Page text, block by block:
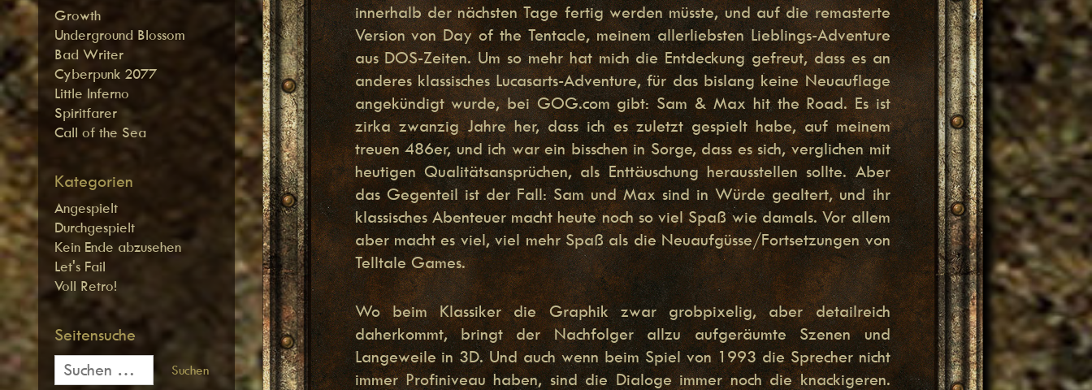
innerhalb der nächsten Tage fertig werden müsste, und auf die remasterte
Version von Day of the Tentacle, meinem allerliebsten Lieblings-Adventure
aus DOS-Zeiten. Um so mehr hat mich die Entdeckung gefreut, dass es an
anderes klassisches Lucasarts-Adventure, für das bislang keine Neuauflage
angekündigt wurde, bei GOG.com gibt: Sam & Max hit the Road. Es ist
zirka zwanzig Jahre her, dass ich es zuletzt gespielt habe, auf meinem
treuen 486er, und ich war ein bisschen in Sorge, dass es sich, verglichen mit
heutigen Qualitätsansprüchen, als Enttäuschung herausstellen sollte. Aber
das Gegenteil ist der Fall: Sam und Max sind in Würde gealtert, und ihr
klassisches Abenteuer macht heute noch so viel Spaß wie damals. Vor allem
aber macht es viel, viel mehr Spaß als die Neuaufgüsse/Fortsetzungen von
Telltale Games.
Wo beim Klassiker die Graphik zwar grobpixelig, aber detailreich
daherkommt, bringt der Nachfolger allzu aufgeräumte Szenen und
Langeweile in 3D. Und auch wenn beim Spiel von 1993 die Sprecher nicht
immer Profiniveau haben, sind die Dialoge immer noch die knackigeren.
Growth
Underground Blossom
Bad Writer
Cyberpunk 2077
Little Inferno
Spiritfarer
Call of the Sea
Kategorien
Angespielt
Durchgespielt
Kein Ende abzusehen
Let's Fail
Voll Retro!
Seitensuche
Suchen
nach: